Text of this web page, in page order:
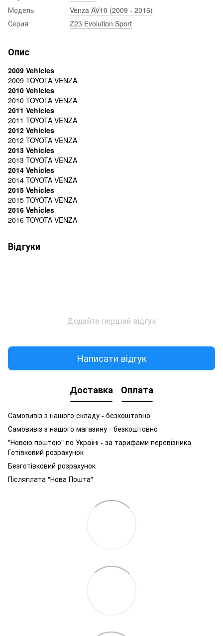
Модель
Venza AV10 (2009 - 2016)
Серия
Z23 Evolution Sport
Опис
2009 Vehicles
2009 TOYOTA VENZA
2010 Vehicles
2010 TOYOTA VENZA
2011 Vehicles
2011 TOYOTA VENZA
2012 Vehicles
2012 TOYOTA VENZA
2013 Vehicles
2013 TOYOTA VENZA
2014 Vehicles
2014 TOYOTA VENZA
2015 Vehicles
2015 TOYOTA VENZA
2016 Vehicles
2016 TOYOTA VENZA
Відгуки
Додайте перший відгук
Написати відгук
Доставка Оплата
Самовивіз з нашого складу - безкоштовно
Самовивіз з нашого магазину - безкоштовно
"Новою поштою" по Україні - за тарифами перевізника
Готівковий розрахунок
Безготівковий розрахунок
Післяплата "Нова Пошта"